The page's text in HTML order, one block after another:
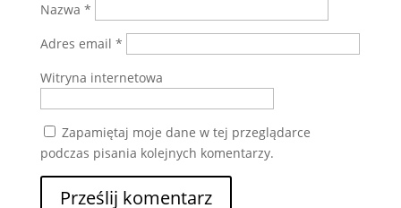
Nazwa *
Adres email *
Witryna internetowa
Zapamiętaj moje dane w tej przeglądarce
podczas pisania kolejnych komentarzy.